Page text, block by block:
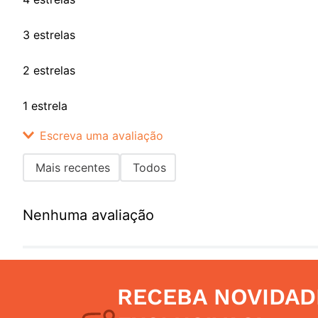
3 estrelas
2 estrelas
1 estrela
Escreva uma avaliação
Título
Seu nome
Mais recentes Todos
Nenhuma avaliação
RECEBA